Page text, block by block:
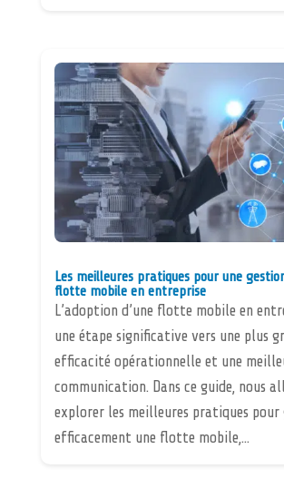
Les meilleures pratiques pour une
flotte mobile en entreprise
L’adoption d’une flotte mobile en
une étape significative vers une plus
efficacité opérationnelle et une
communication. Dans ce guide, nous
explorer les meilleures pratiques pour
efficacement une flotte mobile,...